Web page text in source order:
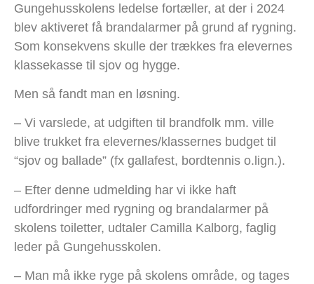
Gungehusskolens ledelse fortæller, at der i 2024
blev aktiveret få brandalarmer på grund af rygning.
Som konsekvens skulle der trækkes fra elevernes
klassekasse til sjov og hygge.
Men så fandt man en løsning.
– Vi varslede, at udgiften til brandfolk mm. ville
blive trukket fra elevernes/klassernes budget til
“sjov og ballade” (fx gallafest, bordtennis o.lign.).
– Efter denne udmelding har vi ikke haft
udfordringer med rygning og brandalarmer på
skolens toiletter, udtaler Camilla Kalborg, faglig
leder på Gungehusskolen.
– Man må ikke ryge på skolens område, og tages